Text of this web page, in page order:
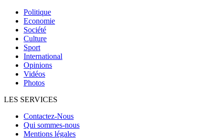
Politique
Economie
Société
Culture
Sport
International
Opinions
Vidéos
Photos
LES SERVICES
Contactez-Nous
Qui sommes-nous
Mentions légales